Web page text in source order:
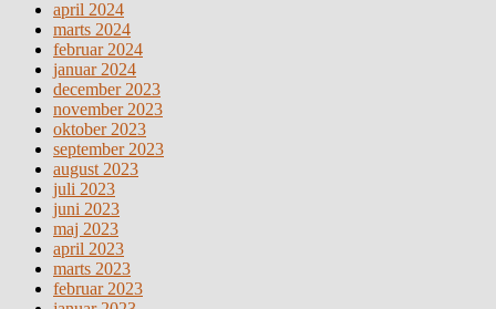
april 2024
marts 2024
februar 2024
januar 2024
december 2023
november 2023
oktober 2023
september 2023
august 2023
juli 2023
juni 2023
maj 2023
april 2023
marts 2023
februar 2023